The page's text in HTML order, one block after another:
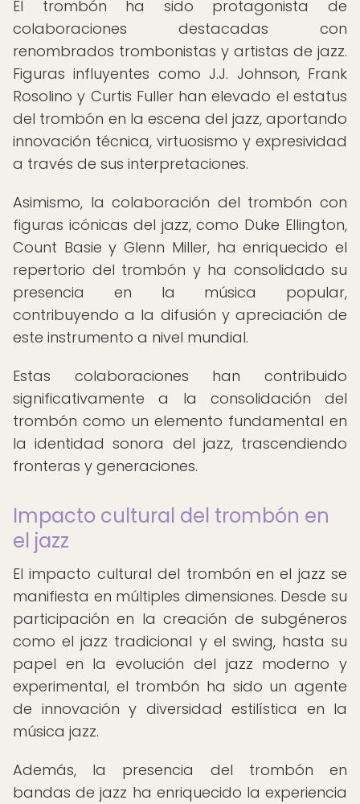
El trombón ha sido protagonista de
colaboraciones destacadas con
renombrados trombonistas y artistas de jazz.
Figuras influyentes como J.J. Johnson, Frank
Rosolino y Curtis Fuller han elevado el estatus
del trombón en la escena del jazz, aportando
innovación técnica, virtuosismo y expresividad
a través de sus interpretaciones.
Asimismo, la colaboración del trombón con
figuras icónicas del jazz, como Duke Ellington,
Count Basie y Glenn Miller, ha enriquecido el
repertorio del trombón y ha consolidado su
presencia en la música popular,
contribuyendo a la difusión y apreciación de
este instrumento a nivel mundial.
Estas colaboraciones han contribuido
significativamente a la consolidación del
trombón como un elemento fundamental en
la identidad sonora del jazz, trascendiendo
fronteras y generaciones.
Impacto cultural del trombón en
el jazz
El impacto cultural del trombón en el jazz se
manifiesta en múltiples dimensiones. Desde su
participación en la creación de subgéneros
como el jazz tradicional y el swing, hasta su
papel en la evolución del jazz moderno y
experimental, el trombón ha sido un agente
de innovación y diversidad estilística en la
música jazz.
Además, la presencia del trombón en
bandas de jazz ha enriquecido la experiencia